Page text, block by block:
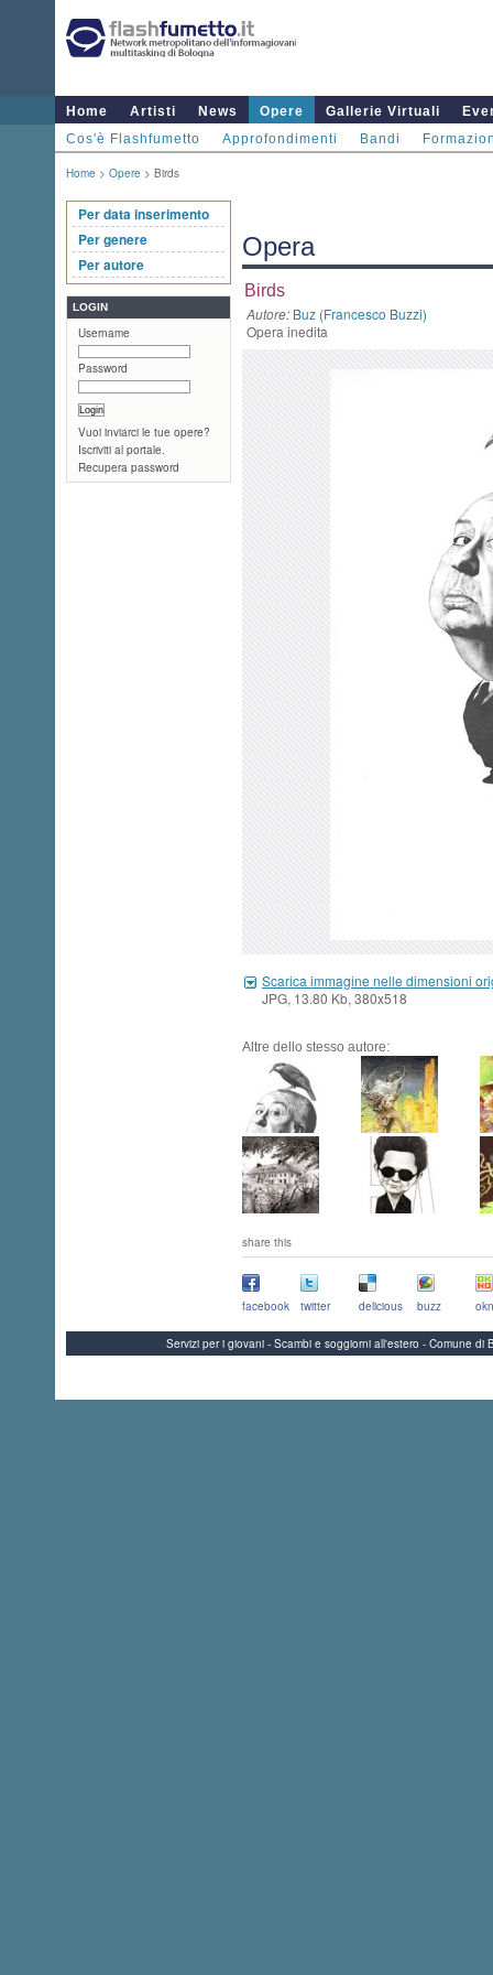
Home Artisti News Opere Gallerie Virtuali
Cos'è Flashfumetto
Approfondimenti Bandi
Home > Opere > Birds
Per data inserimento
Per genere
Per autore
LOGIN
Username
Password
Vuoi inviarci le tue opere?
Iscriviti al portale.
Recupera password
Opera
Birds
Autore: Buz (Francesco Buzzi)
Opera inedita
Scarica immagine nelle dimensioni
JPG, 13.80 Kb, 380x518
Altre dello stesso autore:
share this
facebook twitter delicious buzz
Servizi per i giovani - Scambi e soggiorni all'estero - Comune